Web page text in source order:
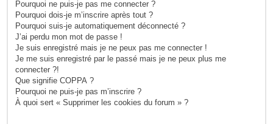
Pourquoi ne puis-je pas me connecter ?
Pourquoi dois-je m’inscrire après tout ?
Pourquoi suis-je automatiquement déconnecté ?
J’ai perdu mon mot de passe !
Je suis enregistré mais je ne peux pas me connecter !
Je me suis enregistré par le passé mais je ne peux plus me
connecter ?!
Que signifie COPPA ?
Pourquoi ne puis-je pas m’inscrire ?
À quoi sert « Supprimer les cookies du forum » ?